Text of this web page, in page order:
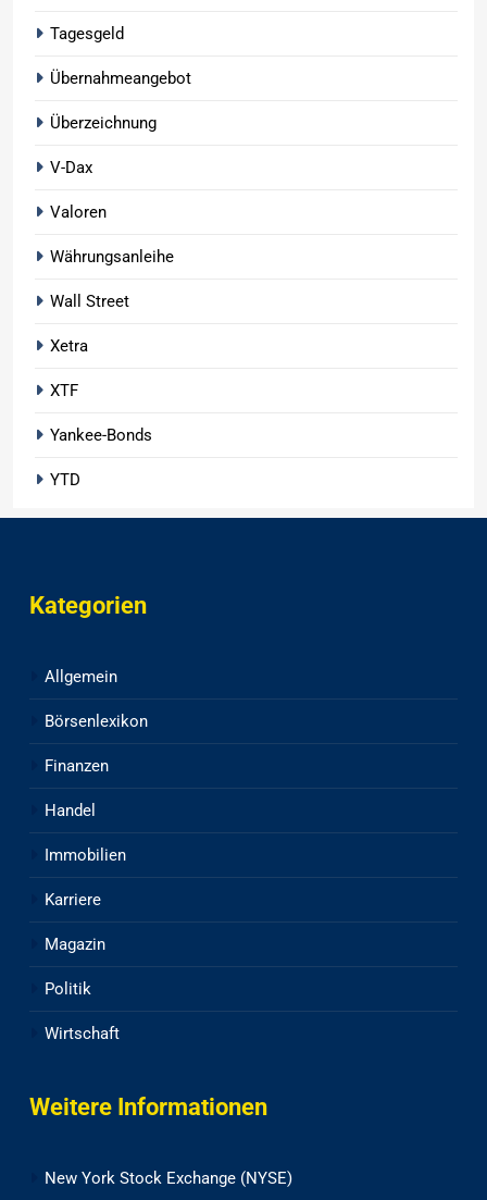
Tagesgeld
Übernahmeangebot
Überzeichnung
V-Dax
Valoren
Währungsanleihe
Wall Street
Xetra
XTF
Yankee-Bonds
YTD
Kategorien
Allgemein
Börsenlexikon
Finanzen
Handel
Immobilien
Karriere
Magazin
Politik
Wirtschaft
Weitere Informationen
New York Stock Exchange (NYSE)